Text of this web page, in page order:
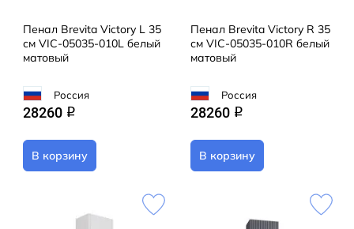
Пенал Brevita Victory L 35
см VIC-05035-010L белый
матовый
Россия
28260 q
В корзину
Пенал Brevita Victory R 35
см VIC-05035-010R белый
матовый
Россия
28260 q
В корзину